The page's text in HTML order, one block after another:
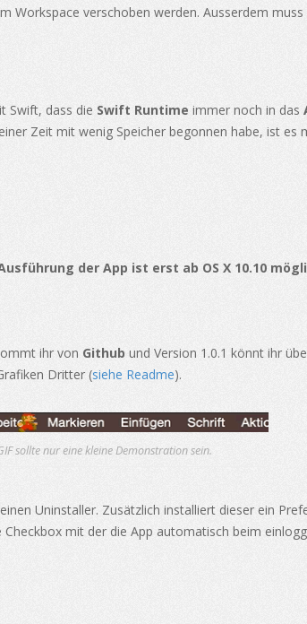
Workspace verschoben werden. Ausserdem
Swift, dass die Swift Runtime immer noch in das
Zeit mit wenig Speicher begonnen habe, ist
der App ist erst ab OS X 10.10
ihr von Github und Version 1.0.1 könnt ihr
Dritter (siehe Readme).
sollte nur eine kleine Demonstration sein.
Uninstaller. Zusätzlich installiert dieser ein
mit der die App automatisch beim